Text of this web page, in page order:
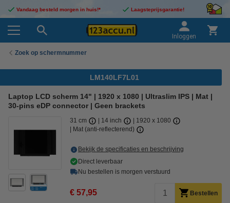
Vandaag besteld morgen in huis!* Laagsteprijsgarantie!
Inloggen
Zoek op schermnummer
LM140LF7L01
Laptop LCD scherm 14" | 1920 x 1080 | Ultraslim IPS | Mat |
30-pins eDP connector | Geen brackets
31 cm 14 inch
1920 x 1080
Mat (anti-reflecterend)
Bekijk de specificaties en beschrijving
Direct leverbaar
Nu bestellen is morgen verstuurd
€ 57,95 Bestellen